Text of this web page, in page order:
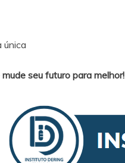
única
seu futuro para melhor!